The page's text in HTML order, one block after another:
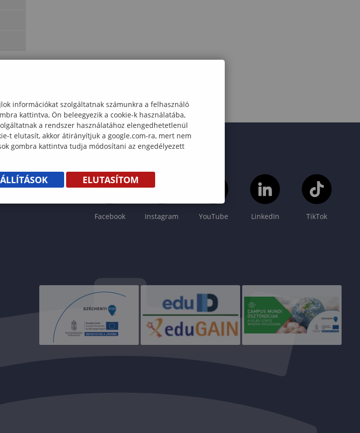
Facebook Instagram YouTube LinkedIn TikTok
információkat szolgáltatnak számunkra a felhasználó
kattintva, Ön beleegyezik a cookie-k használatába,
a rendszer használatához elengedhetetlenül
t elutasít, akkor átirányítjuk a google.com-ra, mert nem
gombra kattintva tudja módosítani az engedélyezett
ELUTASÍTOM